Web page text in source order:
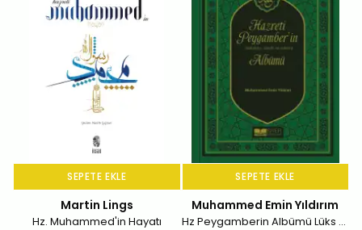
SEPETE EKLE
Martin Lings
Hz. Muhammed'in Hayatı
SEPETE EKLE
Muhammed Emin Yıldırım
Hz Peygamberin Albümü Lüks Termo Deri Kapak